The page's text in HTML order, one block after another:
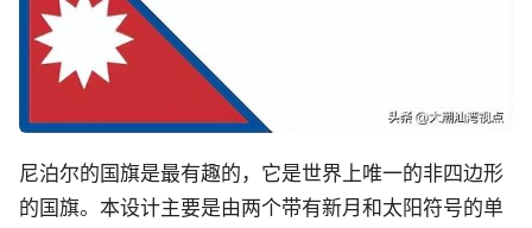
尼泊尔的国旗是最有趣的，它是世界上唯一的非四边形
的国旗。本设计主要是由两个带有新月和太阳符号的单